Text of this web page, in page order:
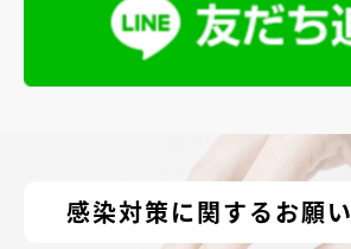
感染対策に関するお願い